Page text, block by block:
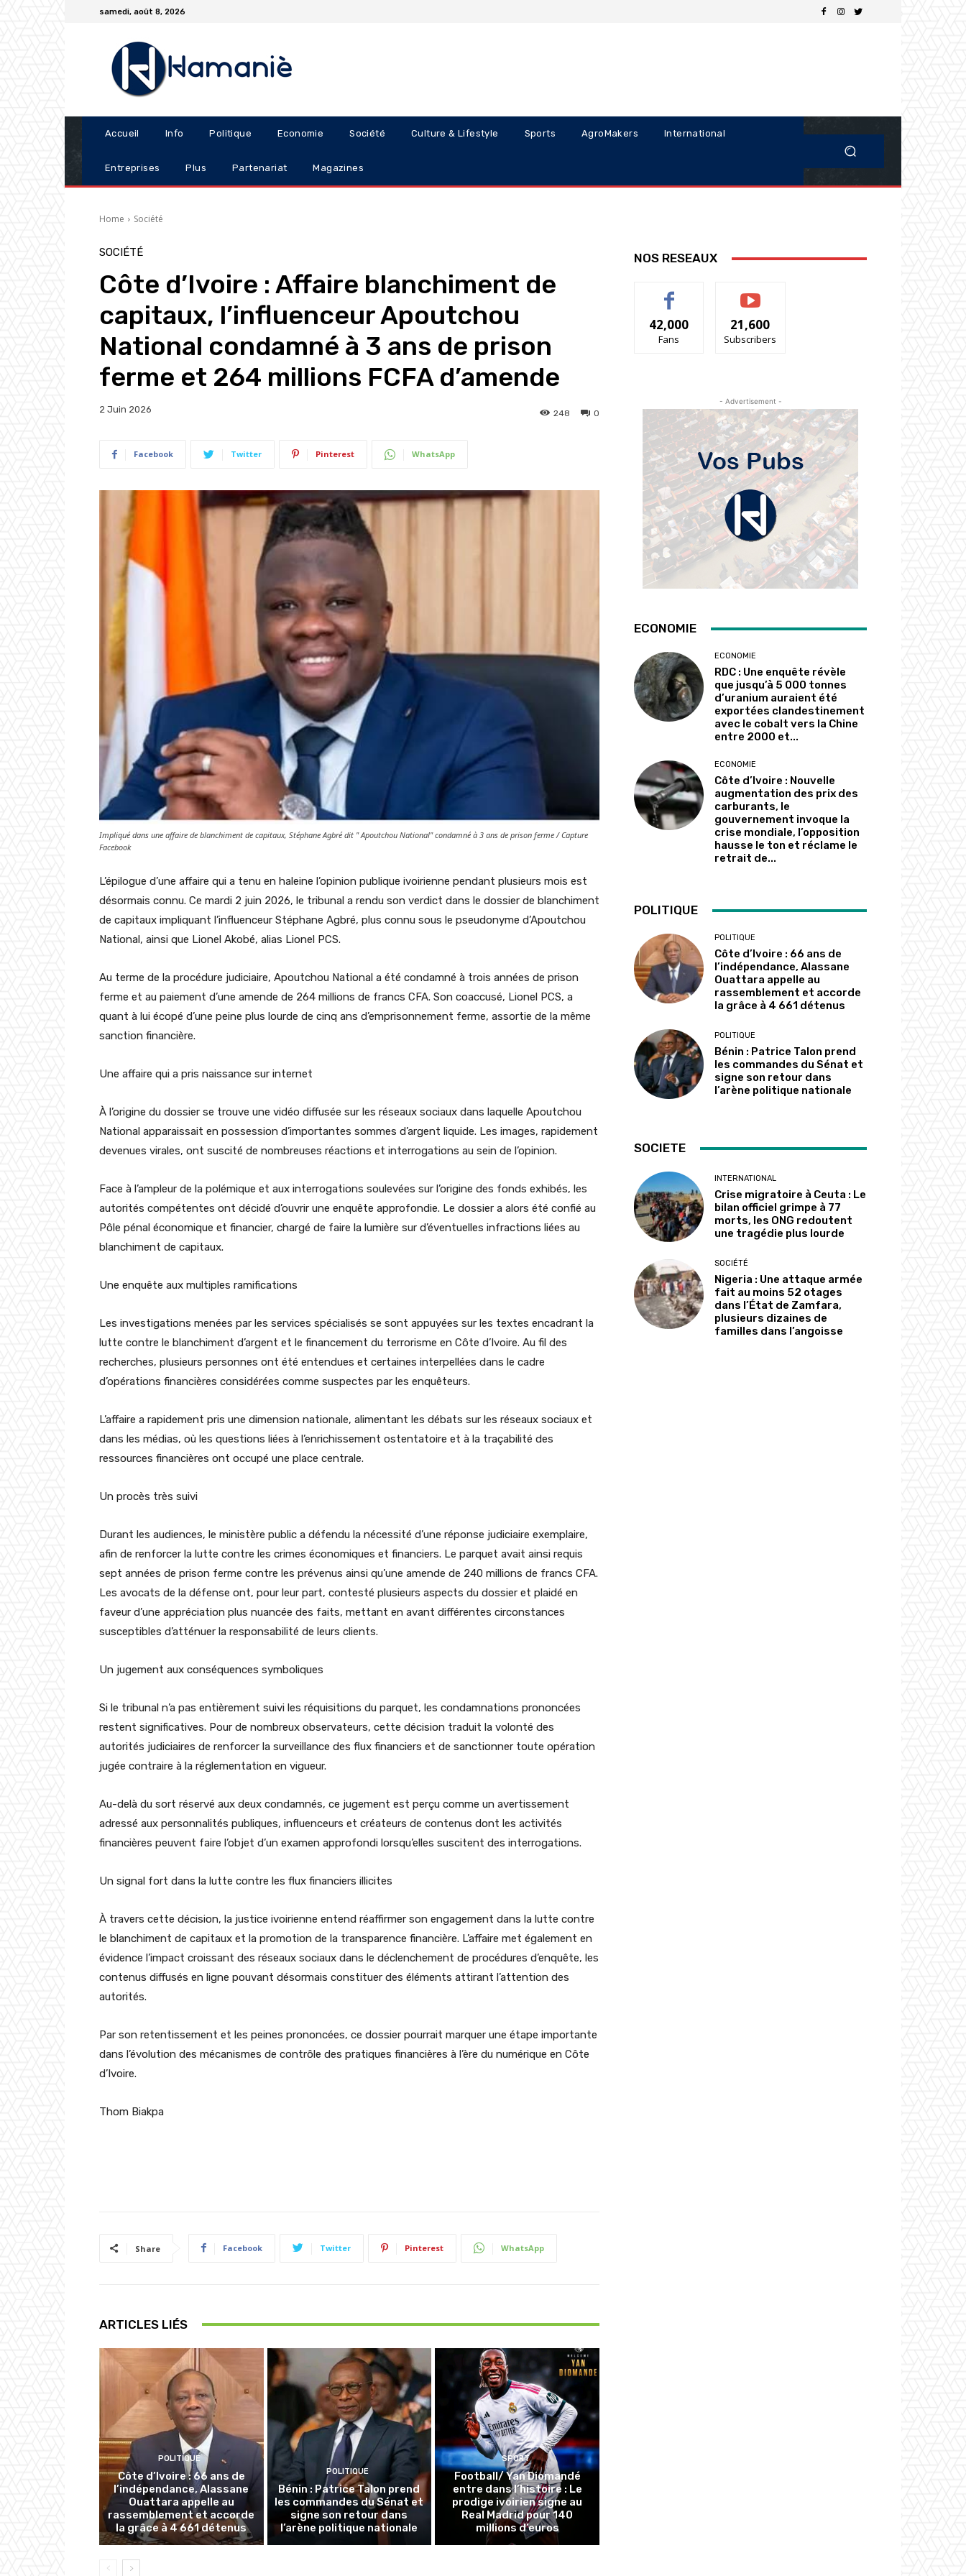
samedi, août 8, 2026
Accueil Info Politique Economie Société Culture & Lifestyle Sports AgroMakers International
Entreprises Plus Partenariat Magazines
Home Société
SOCIÉTÉ
Côte d’Ivoire : Affaire blanchiment de
capitaux, l’influenceur Apoutchou
National condamné à 3 ans de prison
ferme et 264 millions FCFA d’amende
2 Juin 2026 0
248
Facebook Twitter Pinterest WhatsApp
Impliqué dans une affaire de blanchiment de capitaux, Stéphane Agbré dit " Apoutchou National" condamné à 3 ans de prison ferme / Capture
Facebook
L’épilogue d’une affaire qui a tenu en haleine l’opinion publique ivoirienne pendant plusieurs mois est
désormais connu. Ce mardi 2 juin 2026, le tribunal a rendu son verdict dans le dossier de blanchiment
de capitaux impliquant l’influenceur Stéphane Agbré, plus connu sous le pseudonyme d’Apoutchou
National, ainsi que Lionel Akobé, alias Lionel PCS.
Au terme de la procédure judiciaire, Apoutchou National a été condamné à trois années de prison
ferme et au paiement d’une amende de 264 millions de francs CFA. Son coaccusé, Lionel PCS, a
quant à lui écopé d’une peine plus lourde de cinq ans d’emprisonnement ferme, assortie de la même
sanction financière.
Une affaire qui a pris naissance sur internet
À l’origine du dossier se trouve une vidéo diffusée sur les réseaux sociaux dans laquelle Apoutchou
National apparaissait en possession d’importantes sommes d’argent liquide. Les images, rapidement
devenues virales, ont suscité de nombreuses réactions et interrogations au sein de l’opinion.
Face à l’ampleur de la polémique et aux interrogations soulevées sur l’origine des fonds exhibés, les
autorités compétentes ont décidé d’ouvrir une enquête approfondie. Le dossier a alors été confié au
Pôle pénal économique et financier, chargé de faire la lumière sur d’éventuelles infractions liées au
blanchiment de capitaux.
Une enquête aux multiples ramifications
Les investigations menées par les services spécialisés se sont appuyées sur les textes encadrant la
lutte contre le blanchiment d’argent et le financement du terrorisme en Côte d’Ivoire. Au fil des
recherches, plusieurs personnes ont été entendues et certaines interpellées dans le cadre
d’opérations financières considérées comme suspectes par les enquêteurs.
L’affaire a rapidement pris une dimension nationale, alimentant les débats sur les réseaux sociaux et
dans les médias, où les questions liées à l’enrichissement ostentatoire et à la traçabilité des
ressources financières ont occupé une place centrale.
Un procès très suivi
Durant les audiences, le ministère public a défendu la nécessité d’une réponse judiciaire exemplaire,
afin de renforcer la lutte contre les crimes économiques et financiers. Le parquet avait ainsi requis
sept années de prison ferme contre les prévenus ainsi qu’une amende de 240 millions de francs CFA.
Les avocats de la défense ont, pour leur part, contesté plusieurs aspects du dossier et plaidé en
faveur d’une appréciation plus nuancée des faits, mettant en avant différentes circonstances
susceptibles d’atténuer la responsabilité de leurs clients.
Un jugement aux conséquences symboliques
Si le tribunal n’a pas entièrement suivi les réquisitions du parquet, les condamnations prononcées
restent significatives. Pour de nombreux observateurs, cette décision traduit la volonté des
autorités judiciaires de renforcer la surveillance des flux financiers et de sanctionner toute opération
jugée contraire à la réglementation en vigueur.
Au-delà du sort réservé aux deux condamnés, ce jugement est perçu comme un avertissement
adressé aux personnalités publiques, influenceurs et créateurs de contenus dont les activités
financières peuvent faire l’objet d’un examen approfondi lorsqu’elles suscitent des interrogations.
Un signal fort dans la lutte contre les flux financiers illicites
À travers cette décision, la justice ivoirienne entend réaffirmer son engagement dans la lutte contre
le blanchiment de capitaux et la promotion de la transparence financière. L’affaire met également en
évidence l’impact croissant des réseaux sociaux dans le déclenchement de procédures d’enquête, les
contenus diffusés en ligne pouvant désormais constituer des éléments attirant l’attention des
autorités.
Par son retentissement et les peines prononcées, ce dossier pourrait marquer une étape importante
dans l’évolution des mécanismes de contrôle des pratiques financières à l’ère du numérique en Côte
d’Ivoire.
Thom Biakpa
Share Facebook Twitter Pinterest WhatsApp
ARTICLES LIÉS
POLITIQUE
Côte d’Ivoire : 66 ans de
l’indépendance, Alassane
Ouattara appelle au
rassemblement et accorde
la grâce à 4 661 détenus
POLITIQUE
Bénin : Patrice Talon prend
les commandes du Sénat et
signe son retour dans
l’arène politique nationale
SPORT
Football/ Yan Diomandé
entre dans l’histoire : Le
prodige ivoirien signe au
Real Madrid pour 140
millions d’euros
NOS RESEAUX
42,000
Fans
21,600
Subscribers
- Advertisement -
ECONOMIE
ECONOMIE
RDC : Une enquête révèle
que jusqu’à 5 000 tonnes
d’uranium auraient été
exportées clandestinement
avec le cobalt vers la Chine
entre 2000 et...
ECONOMIE
Côte d’Ivoire : Nouvelle
augmentation des prix des
carburants, le
gouvernement invoque la
crise mondiale, l’opposition
hausse le ton et réclame le
retrait de...
POLITIQUE
POLITIQUE
Côte d’Ivoire : 66 ans de
l’indépendance, Alassane
Ouattara appelle au
rassemblement et accorde
la grâce à 4 661 détenus
POLITIQUE
Bénin : Patrice Talon prend
les commandes du Sénat et
signe son retour dans
l’arène politique nationale
SOCIETE
INTERNATIONAL
Crise migratoire à Ceuta : Le
bilan officiel grimpe à 77
morts, les ONG redoutent
une tragédie plus lourde
SOCIÉTÉ
Nigeria : Une attaque armée
fait au moins 52 otages
dans l’État de Zamfara,
plusieurs dizaines de
familles dans l’angoisse